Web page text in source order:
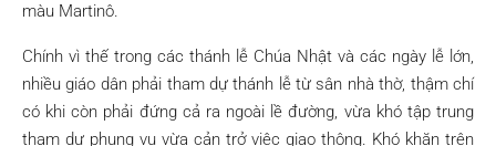
màu Martinô.
Chính vì thế trong các thánh lễ Chúa Nhật và các ngày lễ lớn,
nhiều giáo dân phải tham dự thánh lễ từ sân nhà thờ, thậm chí
có khi còn phải đứng cả ra ngoài lề đường, vừa khó tập trung
tham dự phụng vụ vừa cản trở việc giao thông. Khó khăn trên